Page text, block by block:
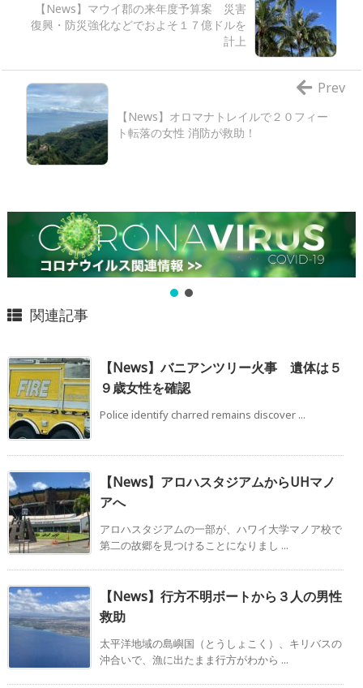
【News】マウイ郡の来年度予算案 災害
復興・防災強化などでおよそ１７億ドルを
計上
【News】オロマナトレイルで２０フィー
ト転落の女性 消防が救助！
Prev
関連記事
【News】バニアンツリー火事 遺体は５
９歳女性を確認
Police identify charred remains discover ...
【News】アロハスタジアムからUHマノ
アへ
アロハスタジアムの一部が、ハワイ大学マノア校で
第二の故郷を見つけることになりまし ...
【News】行方不明ボートから３人の男性
救助
太平洋地域の島嶼国（とうしょこく）、キリバスの
沖合いで、漁に出たまま行方がわから ...